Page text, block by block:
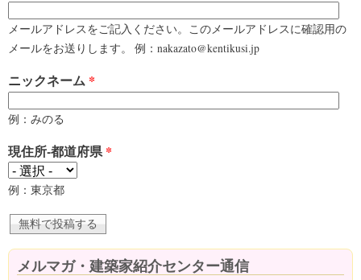
メールアドレスをご記入ください。このメールアドレスに確認用の
メールをお送りします。 例：nakazato@kentikusi.jp
ニックネーム *
例：みのる
現住所-都道府県*
例：東京都
メルマガ・建築家紹介センター通信